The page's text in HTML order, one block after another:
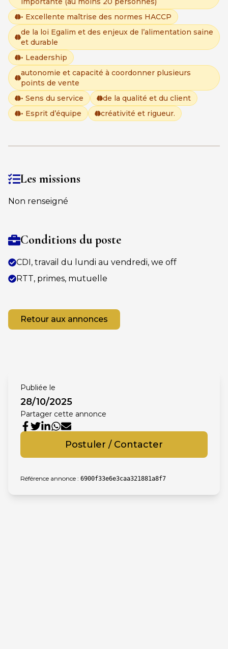
• Excellente maîtrise des normes HACCP
de la loi Egalim et des enjeux de l’alimentation saine
et durable
• Leadership
autonomie et capacité à coordonner plusieurs
points de vente
• Sens du service
de la qualité et du client
• Esprit d’équipe
créativité et rigueur.
Les missions
Non renseigné
Conditions du poste
CDI, travail du lundi au vendredi, we off
RTT, primes, mutuelle
Retour aux annonces
Publiée le
28/10/2025
Partager cette annonce
Postuler / Contacter
Référence annonce : 6900f33e6e3caa321881a8f7